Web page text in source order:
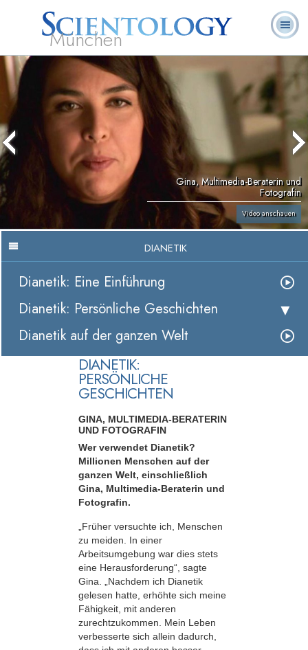
München
L. Ron
Hubbard
Was ist
Scientology?
Ehrenamtliche
Geistliche
Fragen
Gina, Multimedia-Beraterin und
Fotografin
Video anschauen
DIANETIK
Dianetik: Eine Einführung
Dianetik: Persönliche Geschichten
Dianetik auf der ganzen Welt
DIANETIK:
PERSÖNLICHE
GESCHICHTEN
GINA, MULTIMEDIA-BERATERIN
UND FOTOGRAFIN
Wer verwendet Dianetik?
Millionen Menschen auf der
ganzen Welt, einschließlich
Gina, Multimedia-Beraterin und
Fotografin.
„Früher versuchte ich, Menschen
zu meiden. In einer
Arbeitsumgebung war dies stets
eine Herausforderung“, sagte
Gina. „Nachdem ich Dianetik
gelesen hatte, erhöhte sich meine
Fähigkeit, mit anderen
zurechtzukommen. Mein Leben
verbesserte sich allein dadurch,